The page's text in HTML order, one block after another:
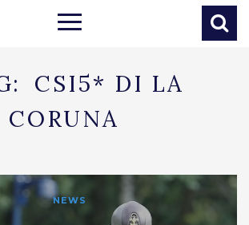
CSI5* DI LA
CORUNA
NEWS